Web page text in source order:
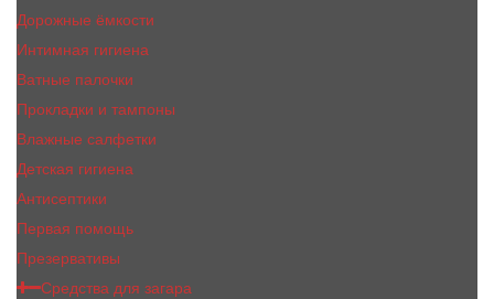
Дорожные ёмкости
Интимная гигиена
Ватные палочки
Прокладки и тампоны
Влажные салфетки
Детская гигиена
Антисептики
Первая помощь
Презервативы
Средства для загара